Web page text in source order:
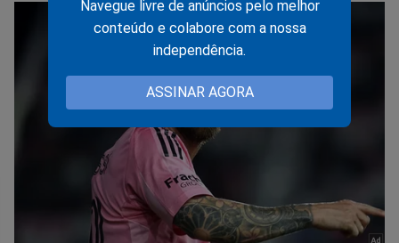
Navegue livre de anúncios pelo melhor
conteúdo e colabore com a nossa
independência.
ASSINAR AGORA